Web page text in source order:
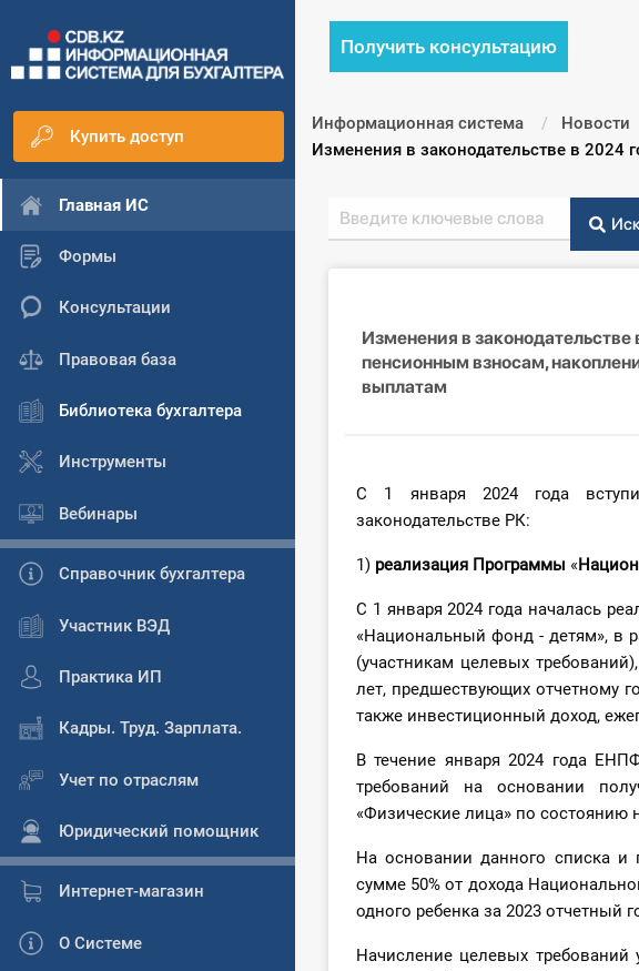
Купить доступ
Главная ИС
Формы
Консультации
Правовая база
Библиотека бухгалтера
Инструменты
Вебинары
Справочник бухгалтера
Участник ВЭД
Практика ИП
Кадры. Труд. Зарплата.
Учет по отраслям
Юридический помощник
Интернет-магазин
О Системе
Получить консультацию
Информационная система
Новости
Текущий:
Изменения в законодательстве в
Изменения в законодательстве
пенсионным взносам,
выплатам
С 1 января 2024 года
законодательстве РК:
1) реализация Программы «
С 1 января 2024 года началась
«Национальный фонд - детям», в
(участникам целевых
лет, предшествующих отчетному
также инвестиционный доход,
В течение января 2024 года
требований на основании
«Физические лица» по состоянию
На основании данного списка
сумме 50% от дохода
одного ребенка за 2023 отчетный
Начисление целевых требований